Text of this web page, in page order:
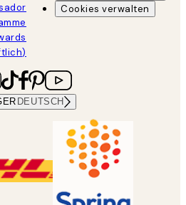
Cookies verwalten
DEUTSCH